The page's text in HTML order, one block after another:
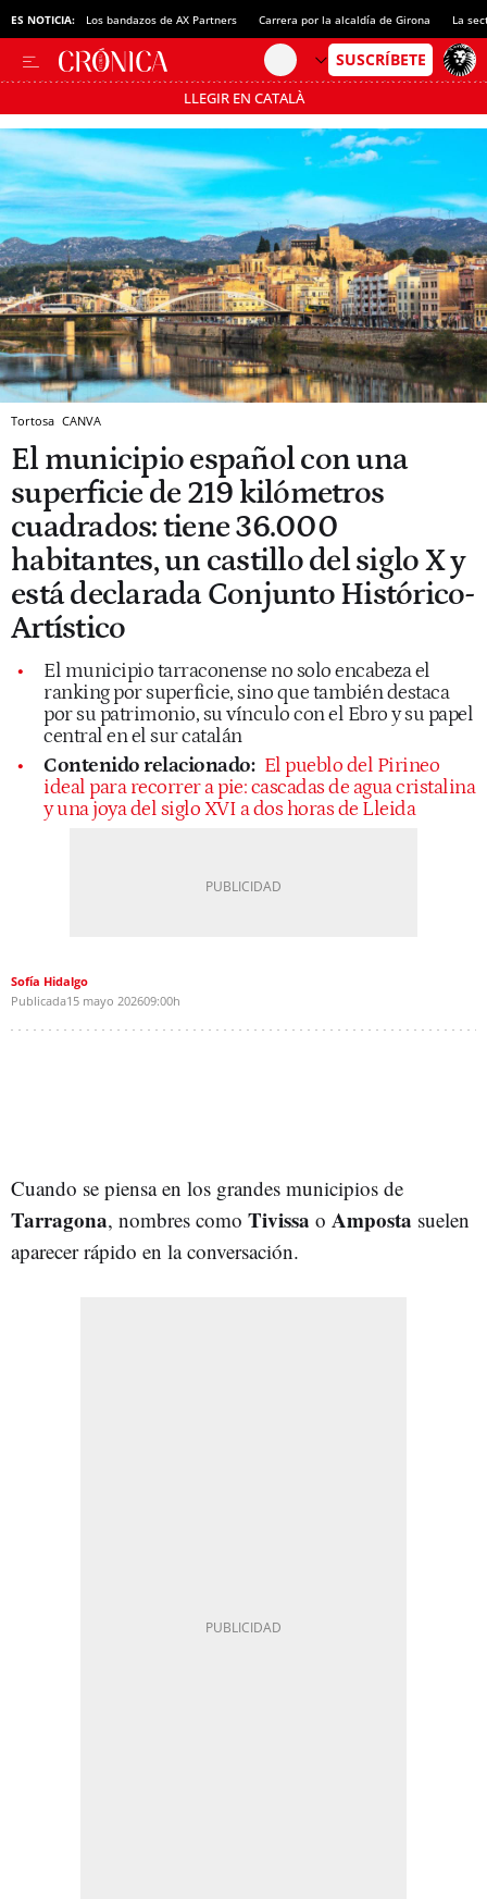
ES NOTICIA: Los bandazos de AX Partners Carrera por la alcaldía de Girona La
LLEGIR EN CATALÀ
Pásate al MODO AHORRO
Tortosa CANVA
El municipio español con una
superficie de 219 kilómetros
cuadrados: tiene 36.000
habitantes, un castillo del siglo X y
está declarada Conjunto Histórico-
Artístico
El municipio tarraconense no solo encabeza el
ranking por superficie, sino que también destaca
por su patrimonio, su vínculo con el Ebro y su papel
central en el sur catalán
Contenido relacionado: El pueblo del Pirineo
ideal para recorrer a pie: cascadas de agua cristalina
y una joya del siglo XVI a dos horas de Lleida
Sofía Hidalgo
Publicada15 mayo 202609:00h
Cuando se piensa en los grandes municipios de
Tarragona, nombres como Tivissa o Amposta suelen
aparecer rápido en la conversación.